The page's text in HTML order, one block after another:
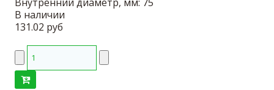
В наличии
131.02 руб